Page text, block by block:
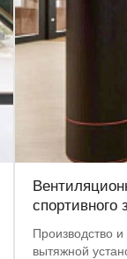
спортивного
Производство
вытяжной